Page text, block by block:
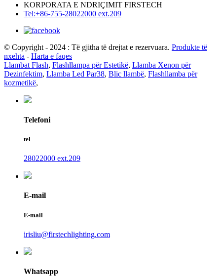
KORPORATA E NDRIÇIMIT FIRSTECH
Tel:+86-755-28022000 ext.209
© Copyright - 2024 : Të gjitha të drejtat e rezervuara. Produkte të
nxehta - Harta e faqes
Llambat Flash, Flashllampa për Estetikë, Llamba Xenon për
Dezinfektim, Llamba Led Par38, Blic llambë, Flashllamba për
kozmetikë,
Telefoni
tel
28022000 ext.209
E-mail
E-mail
irisliu@firstechlighting.com
Whatsapp